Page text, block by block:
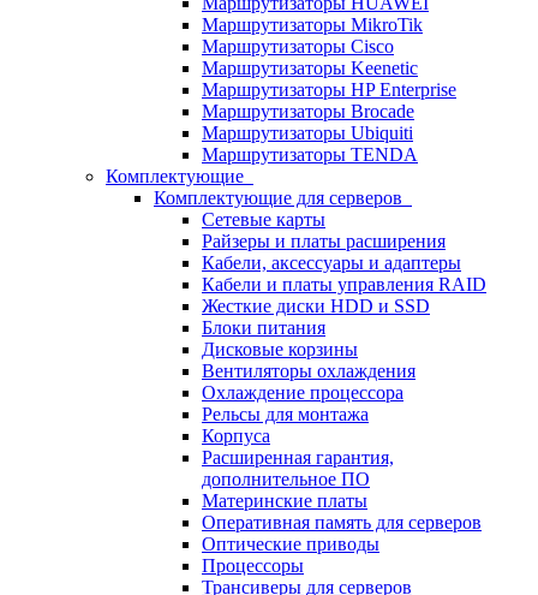
Маршрутизаторы MikroTik
Маршрутизаторы Cisco
Маршрутизаторы Keenetic
Маршрутизаторы HP Enterprise
Маршрутизаторы Brocade
Маршрутизаторы Ubiquiti
Маршрутизаторы TENDA
Комплектующие
Комплектующие для серверов
Сетевые карты
Райзеры и платы расширения
Кабели, аксессуары и адаптеры
Кабели и платы управления RAID
Жесткие диски HDD и SSD
Блоки питания
Дисковые корзины
Вентиляторы охлаждения
Охлаждение процессора
Рельсы для монтажа
Корпуса
Расширенная гарантия,
дополнительное ПО
Материнские платы
Оперативная память для серверов
Оптические приводы
Процессоры
Трансиверы для серверов